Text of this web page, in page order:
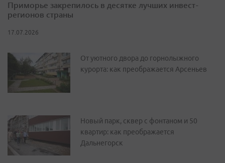
Приморье закрепилось в десятке лучших инвест-
регионов страны
17.07.2026
От уютного двора до горнолыжного
курорта: как преображается Арсеньев
Новый парк, сквер с фонтаном и 50
квартир: как преображается
Дальнегорск